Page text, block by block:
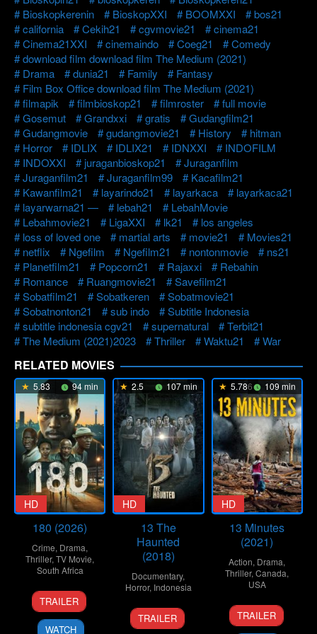
Bioskopkerenin
BioskopXXI BOOMXXI
bos21
california
Cekih21 cgvmovie21
cinema21
Cinema21XXI
cinemaindo Coeg21
Comedy
download film download film The Medium (2021)
Drama
dunia21 Family
Fantasy
Film Box Office download film The Medium (2021)
filmapik
filmbioskop21 filmroster
full movie
Gosemut
Grandxxi gratis
Gudangfilm21
Gudangmovie
gudangmovie21 History
hitman
Horror
IDLIX IDLIX21 IDNXXI
INDOFILM
INDOXXI
juraganbioskop21
Juraganfilm
Juraganfilm21
Juraganfilm99
Kacafilm21
Kawanfilm21
layarindo21 layarkaca
layarkaca21
layarwarna21 —
lebah21
LebahMovie
Lebahmovie21
LigaXXI lk21
los angeles
loss of loved one
martial arts movie21
Movies21
netflix
Ngefilm Ngefilm21 nontonmovie
ns21
Planetfilm21
Popcorn21 Rajaxxi
Rebahin
Romance
Ruangmovie21
Savefilm21
Sobatfilm21
Sobatkeren
Sobatmovie21
Sobatnonton21
sub indo
Subtitle Indonesia
subtitle indonesia cgv21
supernatural
Terbit21
The Medium (2021)2023
Thriller Waktu21 War
RELATED MOVIES
5.83 94 min
HD
180 (2026)
Crime, Drama,
Thriller,TV Movie,
South Africa
16
Apr
2026
Alex
Yazbek
TRAILER
WATCH
2.5 107 min
HD
13 The
Haunted
(2018)
Documentary,
Horror, Indonesia
26
Jul
Muhammad
Rusni
TRAILER
5.786 109 min
HD
13 Minutes
(2021)
Action, Drama,
Thriller,Canada,
USA
29
Oct
Lindsay
Gossling
TRAILER